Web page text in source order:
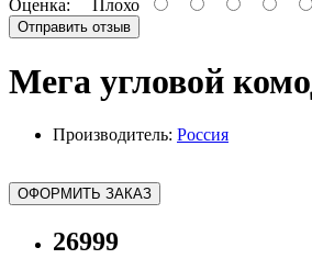
Оценка: Плохо
Отправить отзыв
Мега угловой
Производитель: Россия
ОФОРМИТЬ ЗАКАЗ
26999